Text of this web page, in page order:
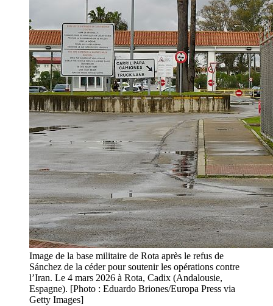
Image de la base militaire de Rota après le refus de
Sánchez de la céder pour soutenir les opérations contre
l’Iran. Le 4 mars 2026 à Rota, Cadix (Andalousie,
Espagne). [Photo : Eduardo Briones/Europa Press via
Getty Images]